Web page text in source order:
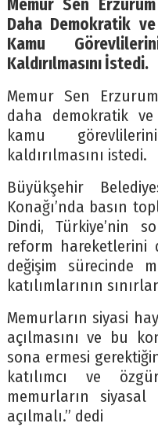
Memur Sen
Daha Demokratik
Kamu
Kaldırılmasını İstedi.
Memur Sen
daha demokratik
kamu
kaldırılmasını istedi.
Büyükşehir
Konağı’nda basın
Dindi, Türkiye’nin
reform hareketlerini
değişim sürecinde
katılımlarının
Memurların siyasi
açılmasını ve bu
sona ermesi
katılımcı ve
memurların siyasal
açılmalı.” dedi